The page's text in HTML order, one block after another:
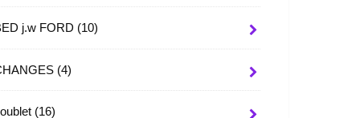
j.w FORD (10)
(4)
(16)